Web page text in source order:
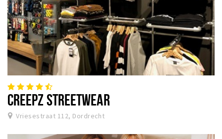
CREEPZ STREETWEAR
Vriesestraat 112, Dordrecht